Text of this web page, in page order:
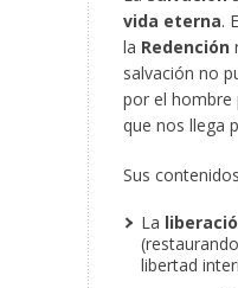
vida eterna.
la Redención
salvación no
por el hombre
que nos llega
Sus
La
libertad